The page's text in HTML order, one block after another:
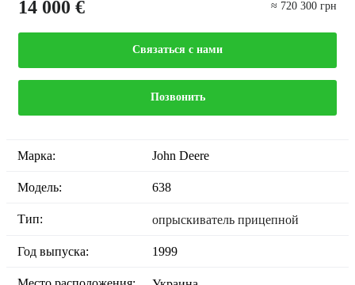
14 000 € ≈ 720 300 грн
Связаться с нами
Позвонить
Марка: John Deere
Модель: 638
Тип: опрыскиватель прицепной
Год выпуска: 1999